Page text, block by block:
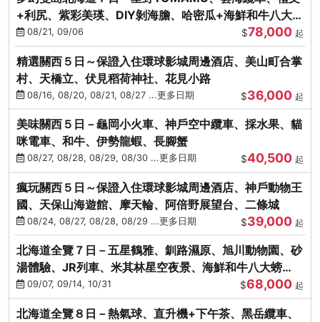
+利尻、紫彩美瑛、DIY剝海膽、哈密瓜+海鮮和牛八大螃
蟹吃到飽
08/21, 09/06 $78,000 起
精選關西５日～保證入住環球影城周邊酒店、美山町合掌
村、天橋立、伏見稻荷神社、花見小路
08/16, 08/20, 08/21, 08/27 ...更多日期 $36,000 起
美味關西５日－龜岡小火車、神戶空中纜車、採水果、貓
咪電車、和牛、伊勢龍蝦、長腳蟹
08/27, 08/28, 08/29, 08/30 ...更多日期 $40,500 起
瘋玩關西５日～保證入住環球影城周邊酒店、神戶動物王
國、天保山海遊館、摩天輪、阿倍野展望台、二條城
08/24, 08/27, 08/28, 08/29 ...更多日期 $39,000 起
北海道全覽７日－五星鶴雅、釧路濕原、旭川動物園、砂
湯體驗、JR列車、米其林星空夜景、海鮮和牛八大螃
蟹、卡哇依熊牧場
09/07, 09/14, 10/31 $68,000 起
北海道全覽８日－熱氣球、直升機+下午茶、黑岳纜車、